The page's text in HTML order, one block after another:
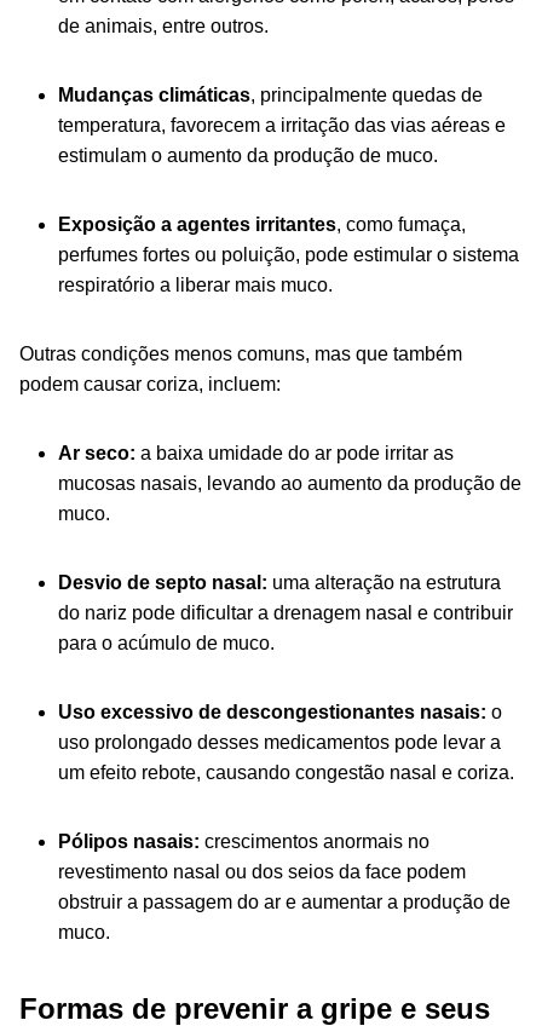
de animais, entre outros.
Mudanças climáticas, principalmente quedas de
temperatura, favorecem a irritação das vias aéreas e
estimulam o aumento da produção de muco.
Exposição a agentes irritantes, como fumaça,
perfumes fortes ou poluição, pode estimular o sistema
respiratório a liberar mais muco.
Outras condições menos comuns, mas que também
podem causar coriza, incluem:
Ar seco: a baixa umidade do ar pode irritar as
mucosas nasais, levando ao aumento da produção de
muco.
Desvio de septo nasal: uma alteração na estrutura
do nariz pode dificultar a drenagem nasal e contribuir
para o acúmulo de muco.
Uso excessivo de descongestionantes nasais: o
uso prolongado desses medicamentos pode levar a
um efeito rebote, causando congestão nasal e coriza.
Pólipos nasais: crescimentos anormais no
revestimento nasal ou dos seios da face podem
obstruir a passagem do ar e aumentar a produção de
muco.
Formas de prevenir a gripe e seus